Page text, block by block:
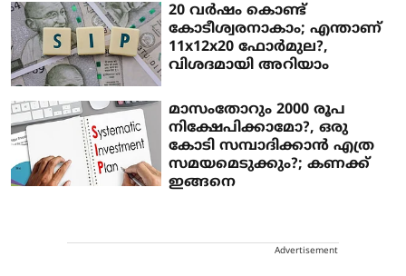
20 വര്‍ഷം കൊണ്ട്
കോടീശ്വരനാകാം; എന്താണ്
11x12x20 ഫോര്‍മുല?,
വിശദമായി അറിയാം
മാസംതോറും 2000 രൂപ
നിക്ഷേപിക്കാമോ?, ഒരു
കോടി സമ്പാദിക്കാന്‍ എത്ര
സമയമെടുക്കും?; കണക്ക്
ഇങ്ങനെ
Advertisement